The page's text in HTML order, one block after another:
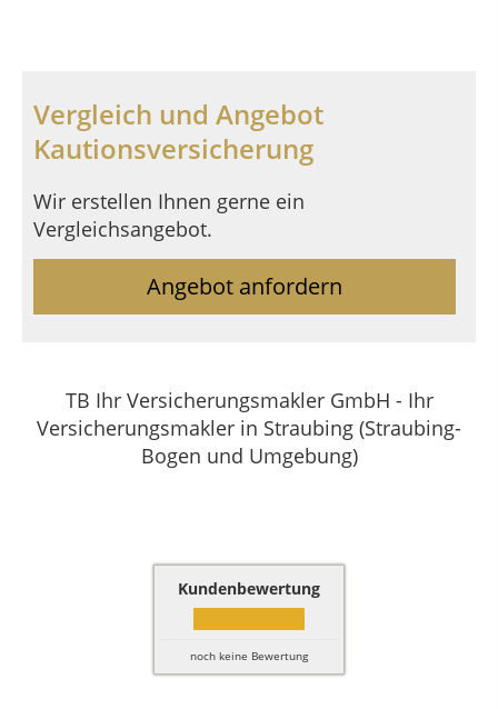
Vergleich und Angebot
Kautionsversicherung
Wir erstellen Ihnen gerne ein
Vergleichsangebot.
Angebot anfordern
TB Ihr Versicherungsmakler GmbH - Ihr
Versicherungsmakler in Straubing (Straubing-
Bogen und Umgebung)
Kundenbewertung
noch keine Bewertung